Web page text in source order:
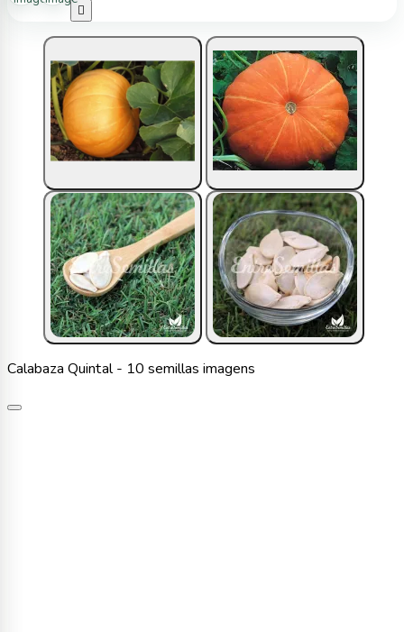

Calabaza Quintal - 10 semillas imagens